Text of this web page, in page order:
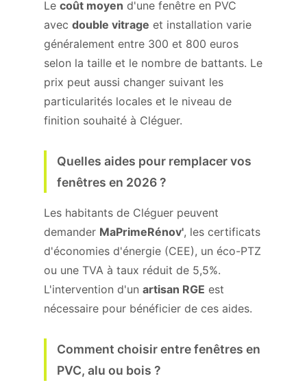
Le coût moyen d'une fenêtre en PVC
avec double vitrage et installation varie
généralement entre 300 et 800 euros
selon la taille et le nombre de battants. Le
prix peut aussi changer suivant les
particularités locales et le niveau de
finition souhaité à Cléguer.
Quelles aides pour remplacer vos
fenêtres en 2026 ?
Les habitants de Cléguer peuvent
demander MaPrimeRénov', les certificats
d'économies d'énergie (CEE), un éco-PTZ
ou une TVA à taux réduit de 5,5%.
L'intervention d'un artisan RGE est
nécessaire pour bénéficier de ces aides.
Comment choisir entre fenêtres en
PVC, alu ou bois ?